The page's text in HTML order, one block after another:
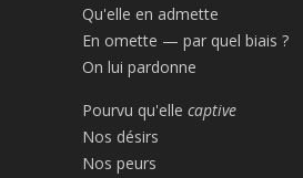
Qu'elle en admette
En omette — par quel biais ?
On lui pardonne
Pourvu qu'elle captive
Nos désirs
Nos peurs